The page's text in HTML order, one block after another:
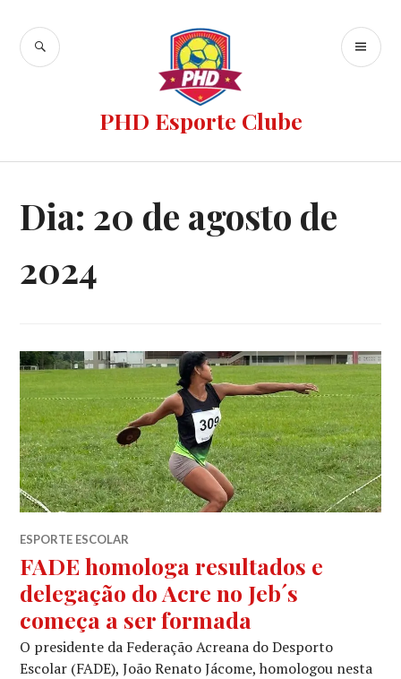
PHD Esporte Clube
Dia: 20 de agosto de
2024
ESPORTE ESCOLAR
FADE homologa resultados e
delegação do Acre no Jeb´s
começa a ser formada
O presidente da Federação Acreana do Desporto
Escolar (FADE), João Renato Jácome, homologou nesta